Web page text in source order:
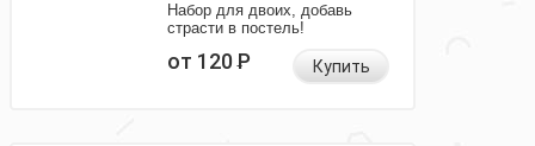
Набор для двоих, добавь
страсти в постель!
от 120Р Купить